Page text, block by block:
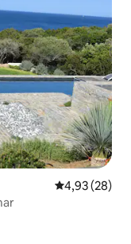
4,93 de uma
4,93 (28)